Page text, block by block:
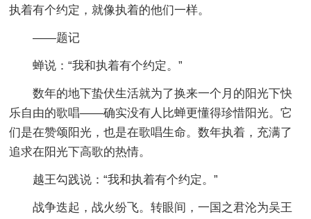
执着有个约定，就像执着的他们一样。
――题记
蝉说：“我和执着有个约定。”
数年的地下蛰伏生活就为了换来一个月的阳光下快
乐自由的歌唱――确实没有人比蝉更懂得珍惜阳光。它
们是在赞颂阳光，也是在歌唱生命。数年执着，充满了
追求在阳光下高歌的热情。
越王勾践说：“我和执着有个约定。”
战争迭起，战火纷飞。转眼间，一国之君沦为吴王